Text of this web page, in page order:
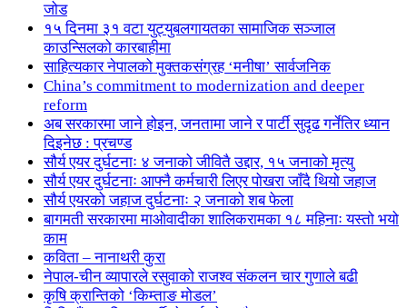
जोड
१५ दिनमा ३१ वटा युट्युबलगायतका सामाजिक सञ्जाल
काउन्सिलको कारबाहीमा
साहित्यकार नेपालको मुक्तकसंग्रह ‘मनीषा’ सार्वजनिक
China’s commitment to modernization and deeper
reform
अब सरकारमा जाने होइन, जनतामा जाने र पार्टी सुदृढ गर्नेतिर ध्यान
दिइनेछ : प्रचण्ड
सौर्य एयर दुर्घटनाः ४ जनाको जीवितै उद्दार, १५ जनाको मृत्यु
सौर्य एयर दुर्घटनाः आफ्नै कर्मचारी लिएर पोखरा जाँदै थियो जहाज
सौर्य एयरको जहाज दुर्घटनाः २ जनाको शब फेला
बागमती सरकारमा माओवादीका शालिकरामका १८ महिनाः यस्तो भयो
काम
कविता – नानाथरी कुरा
नेपाल-चीन व्यापारले रसुवाको राजश्व संकलन चार गुणाले बढी
कृषि क्रान्तिको ‘किम्ताङ मोडल’